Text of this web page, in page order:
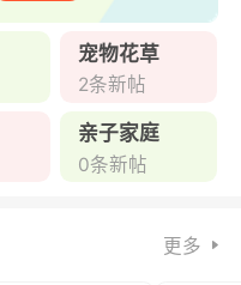
宠物花草
2条新帖
亲子家庭
0条新帖
更多